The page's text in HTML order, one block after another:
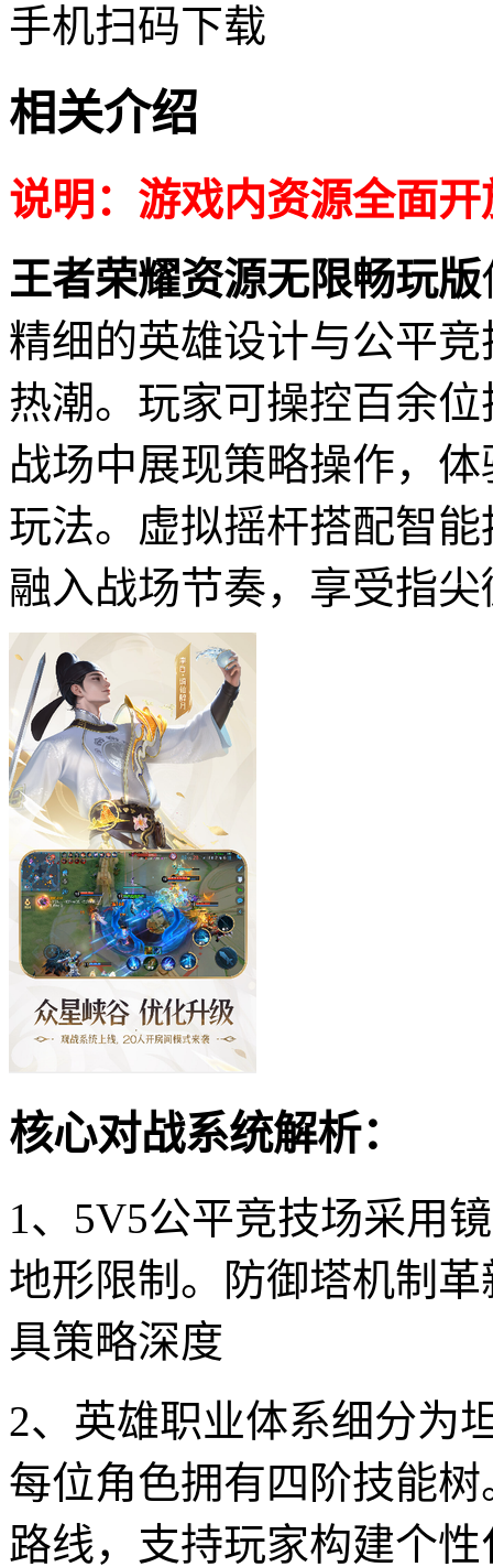
手机扫码下载
相关介绍
说明：游戏内资源全面
王者荣耀资源无限畅玩版
精细的英雄设计与公平
热潮。玩家可操控百余
战场中展现策略操作，
玩法。虚拟摇杆搭配智
融入战场节奏，享受指
核心对战系统解析：
1、5V5公平竞技场采用
地形限制。防御塔机制
具策略深度
2、英雄职业体系细分为
每位角色拥有四阶技能
路线，支持玩家构建个